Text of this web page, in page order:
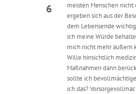
6
meisten Menschen nicht
ergeben sich aus der
dem Lebensende
ich meine Würde
mich nicht mehr äußern
Wille hinsichtlich
Maßnahmen dann
sollte ich
ich das?